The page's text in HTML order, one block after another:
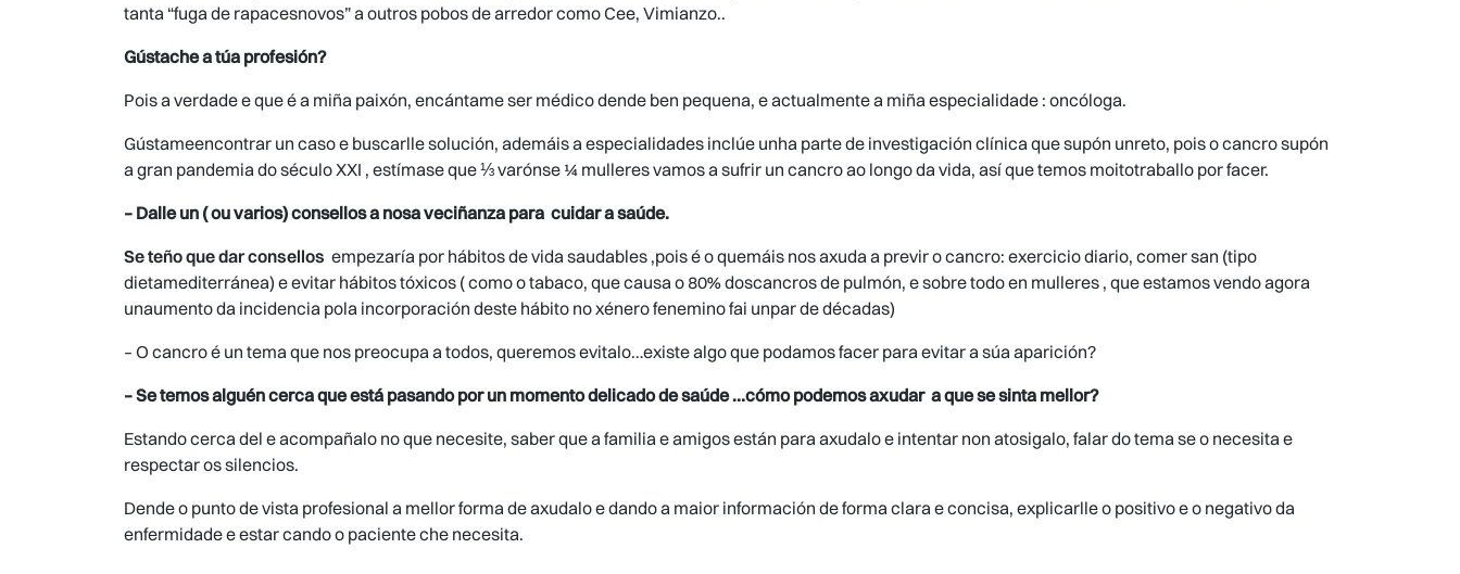
tanta “fuga de rapacesnovos” a outros pobos de arredor como Cee, Vimianzo..
Gústache a túa profesión?
Pois a verdade e que é a miña paixón, encántame ser médico dende ben pequena, e actualmente a miña especialidade : oncóloga.
Gústameencontrar un caso e buscarlle solución, ademáis a especialidades inclúe unha parte de investigación clínica que supón unreto, pois o cancro supón
a gran pandemia do século XXI , estímase que ⅓ varónse ¼ mulleres vamos a sufrir un cancro ao longo da vida, así que temos moitotraballo por facer.
– Dalle un ( ou varios) consellos a nosa veciñanza para cuidar a saúde.
Se teño que dar consellos empezaría por hábitos de vida saudables ,pois é o quemáis nos axuda a previr o cancro: exercicio diario, comer san (tipo
dietamediterránea) e evitar hábitos tóxicos ( como o tabaco, que causa o 80% doscancros de pulmón, e sobre todo en mulleres , que estamos vendo agora
unaumento da incidencia pola incorporación deste hábito no xénero fenemino fai unpar de décadas)
– O cancro é un tema que nos preocupa a todos, queremos evitalo…existe algo que podamos facer para evitar a súa aparición?
– Se temos alguén cerca que está pasando por un momento delicado de saúde …cómo podemos axudar a que se sinta mellor?
Estando cerca del e acompañalo no que necesite, saber que a familia e amigos están para axudalo e intentar non atosigalo, falar do tema se o necesita e
respectar os silencios.
Dende o punto de vista profesional a mellor forma de axudalo e dando a maior información de forma clara e concisa, explicarlle o positivo e o negativo da
enfermidade e estar cando o paciente che necesita.